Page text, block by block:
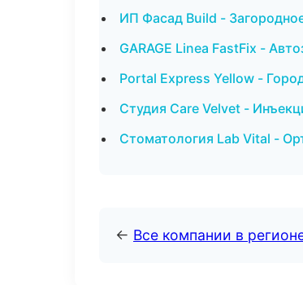
ИП Фасад Build -
GARAGE Linea FastFix -
Portal Express Yellow -
Студия Care Velvet -
Стоматология Lab Vital -
← Все компании в